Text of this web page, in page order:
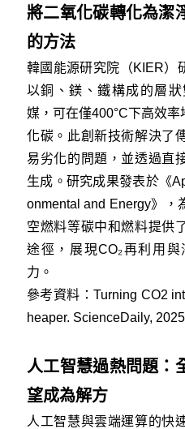
將⼆氧化碳轉化為潔
的⽅法
韓國能源研究院（KIER）
以銅、鎂、鐵構成的層
媒，可在僅400°C下高效
化碳。此創新技術解決了
易劣化的問題，並透過直
生成。研究成果發表於《
onmental and Energy》，
空燃料等碳中和燃料提供
途徑，展現CO₂再利用
力。
參考資料：Turning CO2
heaper. ScienceDaily,
人工智慧過熱問題：
望成為解方
人工智慧與雲端運算的快